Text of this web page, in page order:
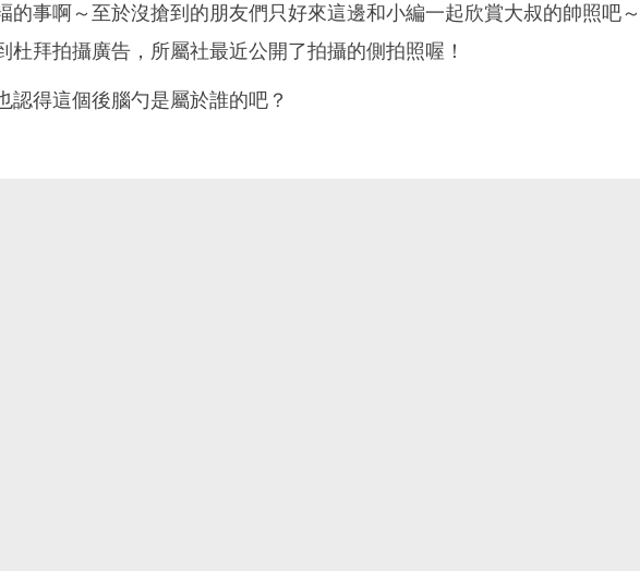
的事啊～至於沒搶到的朋友們只好來這邊和小編一起欣賞大叔的帥照吧～
杜拜拍攝廣告，所屬社最近公開了拍攝的側拍照喔！
認得這個後腦勺是屬於誰的吧？